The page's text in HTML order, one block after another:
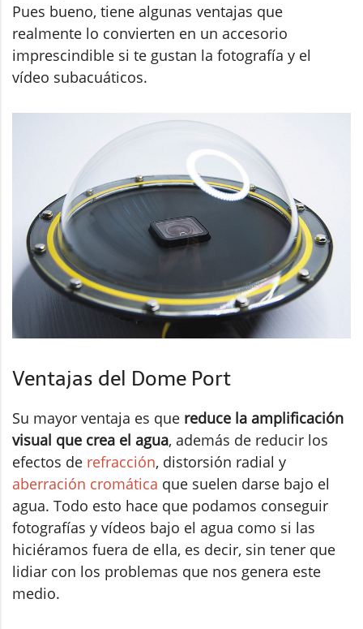
Pues bueno, tiene algunas ventajas que
realmente lo convierten en un accesorio
imprescindible si te gustan la fotografía y el
vídeo subacuáticos.
Ventajas del Dome Port
Su mayor ventaja es que reduce la amplificación
visual que crea el agua, además de reducir los
efectos de refracción, distorsión radial y
aberración cromática que suelen darse bajo el
agua. Todo esto hace que podamos conseguir
fotografías y vídeos bajo el agua como si las
hiciéramos fuera de ella, es decir, sin tener que
lidiar con los problemas que nos genera este
medio.